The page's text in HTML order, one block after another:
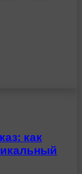
как